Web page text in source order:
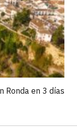
Ronda en 3 días